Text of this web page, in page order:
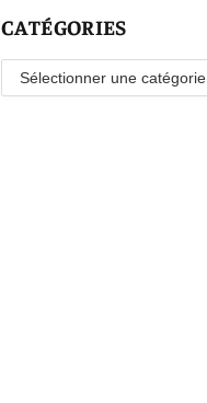
CATÉGORIES
Catégories